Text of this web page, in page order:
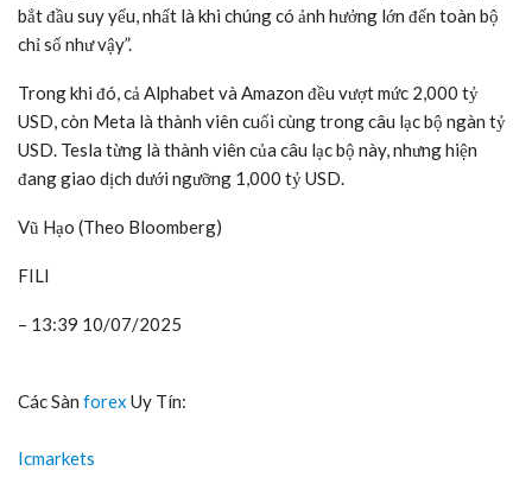
bắt đầu suy yếu, nhất là khi chúng có ảnh hưởng lớn đến toàn bộ
chỉ số như vậy”.
Trong khi đó, cả Alphabet và Amazon đều vượt mức 2,000 tỷ
USD, còn Meta là thành viên cuối cùng trong câu lạc bộ ngàn tỷ
USD. Tesla từng là thành viên của câu lạc bộ này, nhưng hiện
đang giao dịch dưới ngưỡng 1,000 tỷ USD.
Vũ Hạo (Theo Bloomberg)
FILI
– 13:39 10/07/2025
Các Sàn forex Uy Tín:
Icmarkets